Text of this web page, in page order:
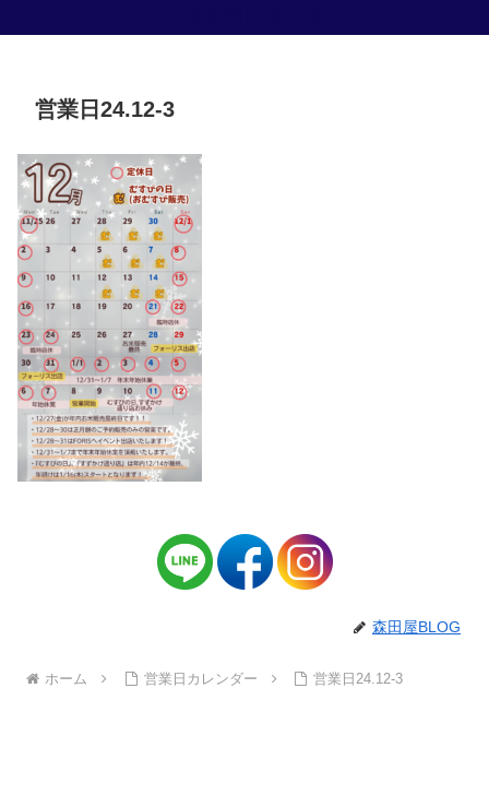
営業日24.12-3
森田屋BLOG
ホーム 営業日カレンダー 営業日24.12-3